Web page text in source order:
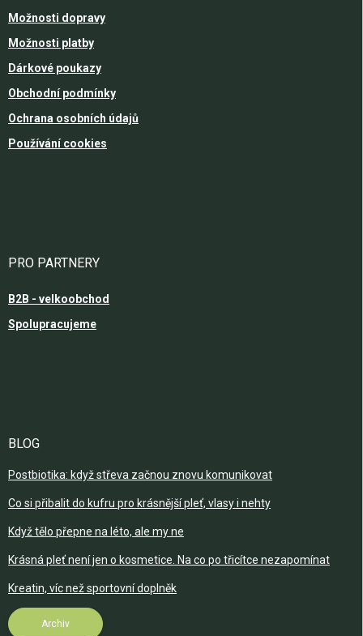
Možnosti dopravy
Možnosti platby
Dárkové poukazy
Obchodní podmínky
Ochrana osobních údajů
Používání cookies
PRO PARTNERY
B2B - velkoobchod
Spolupracujeme
BLOG
Postbiotika: když střeva začnou znovu komunikovat
Co si přibalit do kufru pro krásnější pleť, vlasy i nehty
Když tělo přepne na léto, ale my ne
Krásná pleť není jen o kosmetice. Na co po třicítce nezapomínat
Kreatin, víc než sportovní doplněk
Archiv